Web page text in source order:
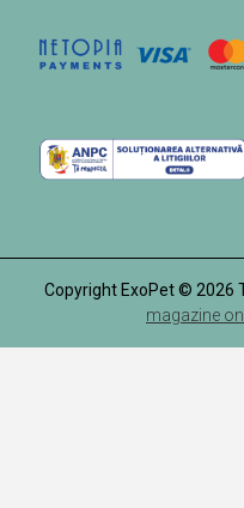
Copyright ExoPet © 2026
magazine